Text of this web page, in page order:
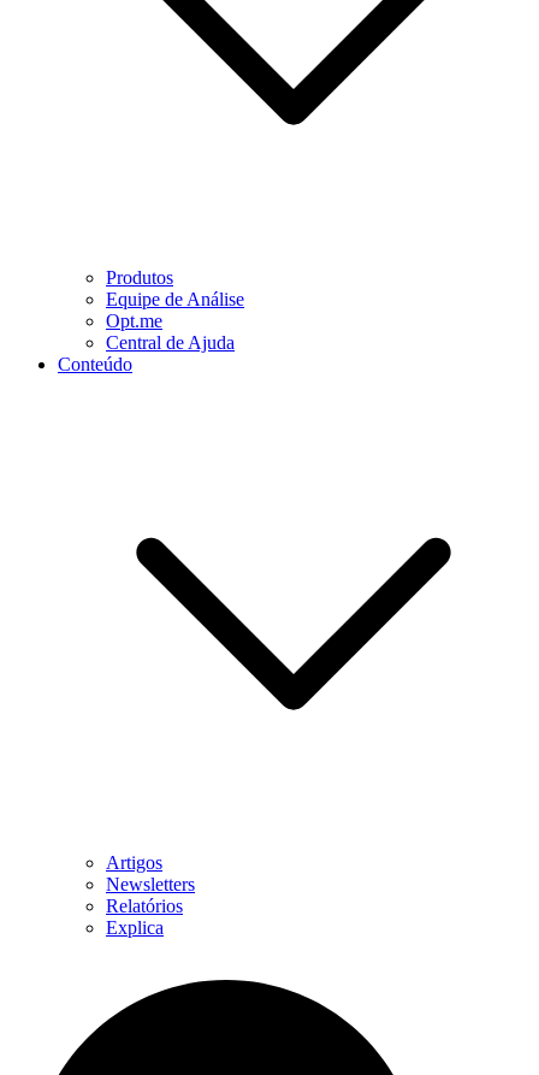
Produtos
Equipe de Análise
Opt.me
Central de Ajuda
Conteúdo
Artigos
Newsletters
Relatórios
Explica